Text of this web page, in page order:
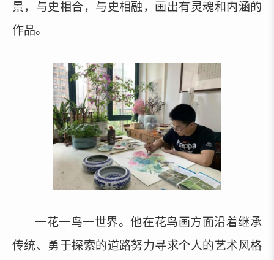
景，与史相合，与史相融，画出有灵魂和内涵的
作品。
一花一鸟一世界。他在花鸟画方面沿着继承
传统、勇于探索的道路努力寻求个人的艺术风格